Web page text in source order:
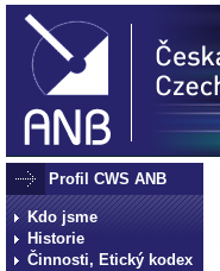
Profil CWS ANB
Kdo jsme
Historie
Činnosti, Etický kodex